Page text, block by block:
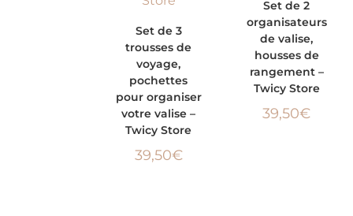
OPTIONS
Set de 3
trousses de
voyage,
pochettes
pour organiser
votre valise –
Twicy Store
39,50€
OPTIONS
Set de 2
organisateurs
de valise,
housses de
rangement –
Twicy Store
39,50€